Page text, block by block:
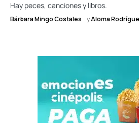
Hay peces, canciones y libros.
Bárbara Mingo Costales yAloma